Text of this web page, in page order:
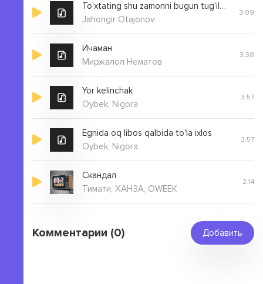
To'xtating shu zamonni bugun tug'ilgan kunim
Jahongir Otajonov
3:09
Ичаман
Миржалол Нематов
3:38
Yor kelinchak
Oybek, Nigora
3:57
Egnida oq libos qalbida to'la ixlos
Oybek, Nigora
3:57
Скандал
Тимати, ХАНЗА, OWEEK
2:14
Комментарии (0) Добавить